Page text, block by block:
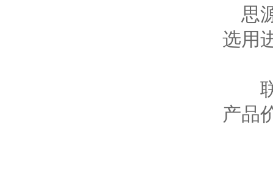
思
选用
联
产品